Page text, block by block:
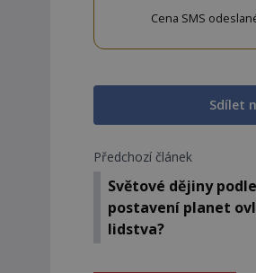
Cena SMS
Sdílet
Předchozí článek
Světové dějiny
postavení planet
lidstva?